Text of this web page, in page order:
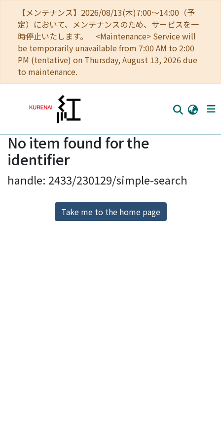
【メンテナンス】2026/08/13(木)7:00～14:00（予
定）において、メンテナンスのため、サービスを一
時停止いたします。 <Maintenance> Service will
be temporarily unavailable from 7:00 AM to 2:00
PM (tentative) on Thursday, August 13, 2026 due
to maintenance.
Home
Communities
Browse
Download Ranking
No item found for the
identifier
handle: 2433/230129/simple-search
Take me to the home page